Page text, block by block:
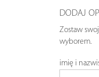
DODAJ
Zostaw
wyborem.
imię i